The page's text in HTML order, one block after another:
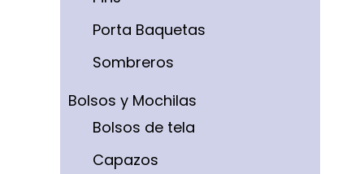
Porta Baquetas
Sombreros
Bolsos y Mochilas
Bolsos de tela
Capazos